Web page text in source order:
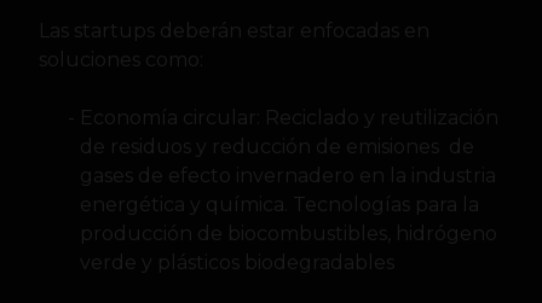
Las startups deberán estar enfocadas en
soluciones como:
Economía circular: Reciclado y reutilización
de residuos y reducción de emisiones de
gases de efecto invernadero en la industria
energética y química. Tecnologías para la
producción de biocombustibles, hidrógeno
verde y plásticos biodegradables